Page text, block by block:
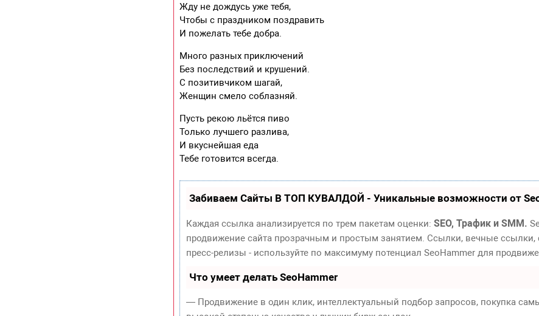
Жду не дождусь уже тебя,
Чтобы с праздником поздравить
И пожелать тебе добра.
Много разных приключений
Без последствий и крушений.
С позитивчиком шагай,
Женщин смело соблазняй.
Пусть рекою льётся пиво
Только лучшего разлива,
И вкуснейшая еда
Тебе готовится всегда.
Забиваем Сайты В ТОП КУВАЛДОЙ - Уникальные возможности от
Каждая ссылка анализируется по трем пакетам оценки:SEO, Трафик и SMM.
продвижение сайта прозрачным и простым занятием. Ссылки, вечные ссылки,
пресс-релизы - используйте по максимуму потенциал SeoHammer для
Что умеет делать SeoHammer
— Продвижение в один клик, интеллектуальный подбор запросов, покупка